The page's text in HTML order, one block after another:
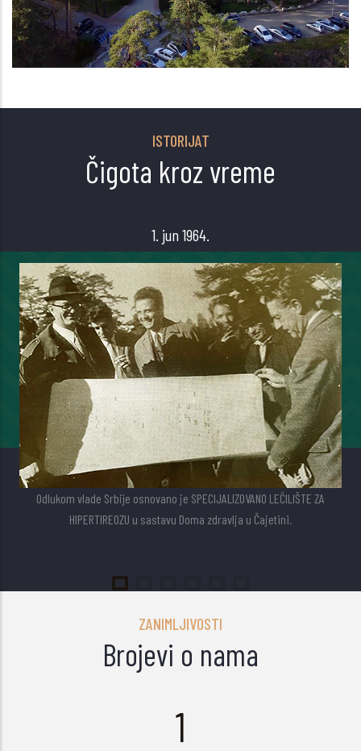
ISTORIJAT
Čigota kroz vreme
1. jun 1964.
Odlukom vlade Srbije osnovano je SPECIJALIZOVANO LEČILIŠTE ZA
HIPERTIREOZU u sastavu Doma zdravlja u Čajetini.
ZANIMLJIVOSTI
Brojevi o nama
1